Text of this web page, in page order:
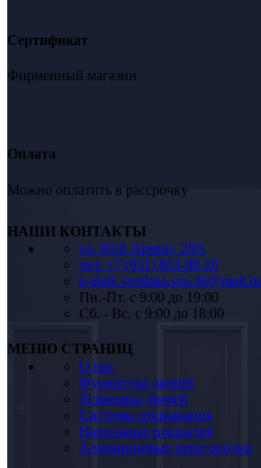
Сертификат
Фирменный магазин
Оплата
Можно оплатить в рассрочку
НАШИ КОНТАКТЫ
ул. 60-й Армии, 29А
тел: +7 (951) 853-90-19
e-mail: svetlana.vrn.36@mail.ru
Пн.-Пт. c 9:00 до 19:00
Сб. - Вс. c 9:00 до 18:00
МЕНЮ СТРАНИЦ
О нас
Фурнитура дверей
Установка дверей
Системы открывания
Напольные покрытия
Алюминиевые перегородки